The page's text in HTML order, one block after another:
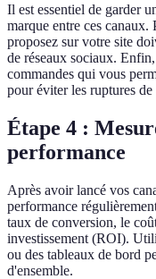
Il est essentiel de garder
marque entre ces
proposez sur votre site
de réseaux sociaux.
commandes qui vous
pour éviter les ruptures
Étape 4 :
performance
Après avoir lancé vos
performance
taux de conversion, le
investissement (ROI).
ou des tableaux de bord
d'ensemble.